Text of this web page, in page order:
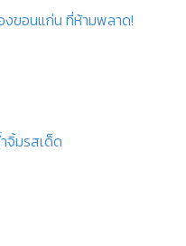
งขอนแก่น ที่ห้ามพลาด!
จิ้มรสเด็ด